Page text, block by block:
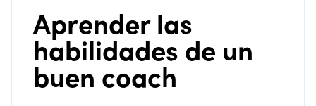
Aprender las
habilidades de un
buen coach